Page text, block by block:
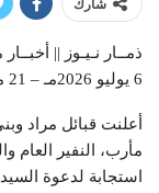
شارك
ذمــار نـيـوز ||
6 يوليو 2026مـ – 21 محرم 1448هـ
أعلنت قبائل مراد
مأرب، النفير العام
استجابة لدعوة